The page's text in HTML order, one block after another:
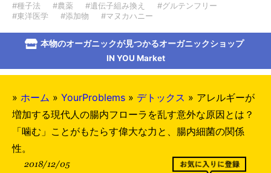
#種子法 #農薬 #遺伝子組み換え
#グルテンフリー
#東洋医学
#添加物 #マヌカハニー
本物のオーガニックが見つかるオーガニックショップ
IN YOU Market
» ホーム » YourProblems » デトックス » アレルギーが
増加する現代人の腸内フローラを乱す意外な原因とは？
「噛む」ことがもたらす偉大な力と、腸内細菌の関係
性。
2018/12/05